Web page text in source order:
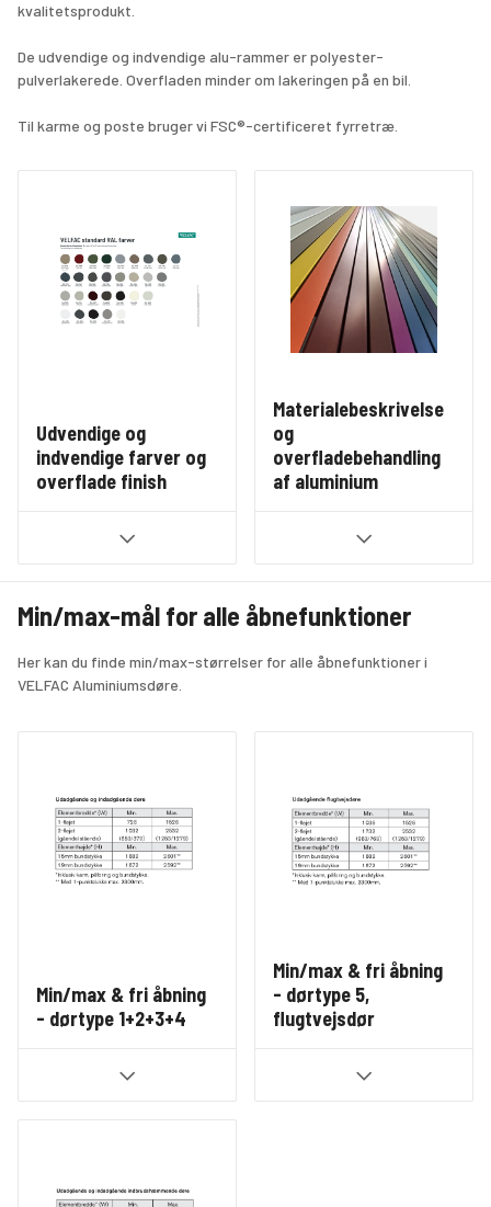
kvalitetsprodukt.
De udvendige og indvendige alu-rammer er polyester-
pulverlakerede. Overfladen minder om lakeringen på en bil.
Til karme og poste bruger vi FSC®-certificeret fyrretræ.
Udvendige og
indvendige farver og
overflade finish
Materialebeskrivelse
og
overfladebehandling
af aluminium
Min/max-mål for alle åbnefunktioner
Her kan du finde min/max-størrelser for alle åbnefunktioner i
VELFAC Aluminiumsdøre.
Min/max & fri åbning
- dørtype 1+2+3+4
Min/max & fri åbning
- dørtype 5,
flugtvejsdør